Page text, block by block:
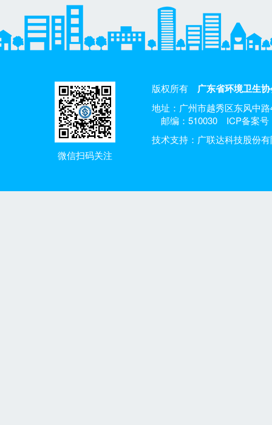
微信扫码关注
版权所有 广东省环境卫生
地址：广州市越秀区东风中
邮编：510030
ICP备案号
技术支持：广联达科技股份